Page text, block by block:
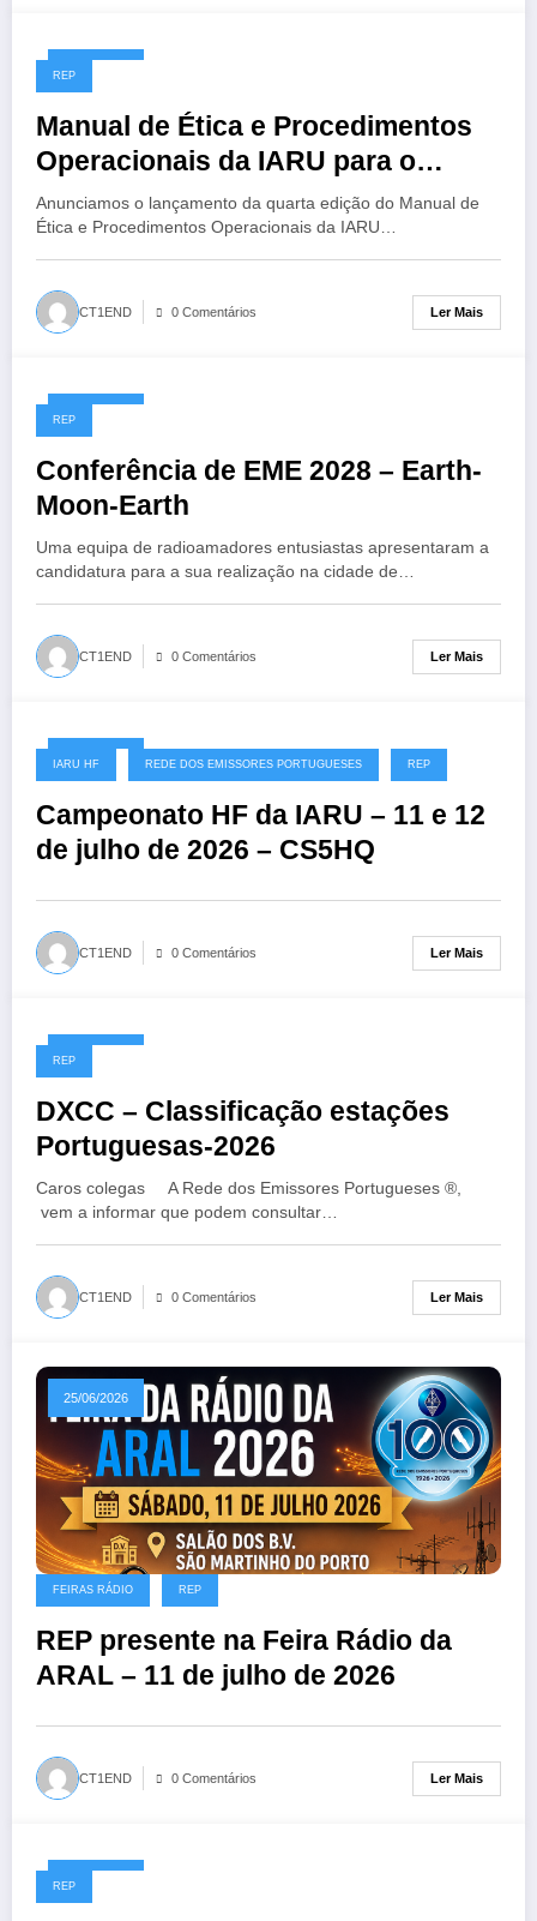
14/07/2026
REP
Manual de Ética e Procedimentos
Operacionais da IARU para o
Radioamador, 4ª Edição
Anunciamos o lançamento da quarta edição do Manual de
Ética e Procedimentos Operacionais da IARU…
CT1END 0 Comentários Ler Mais
13/07/2026
REP
Conferência de EME 2028 – Earth-
Moon-Earth
Uma equipa de radioamadores entusiastas apresentaram a
candidatura para a sua realização na cidade de…
CT1END 0 Comentários Ler Mais
08/07/2026
IARU HF REDE DOS EMISSORES PORTUGUESES REP
Campeonato HF da IARU – 11 e 12
de julho de 2026 – CS5HQ
CT1END 0 Comentários Ler Mais
06/07/2026
REP
DXCC – Classificação estações
Portuguesas-2026
Caros colegas A Rede dos Emissores Portugueses ®,
vem a informar que podem consultar…
CT1END 0 Comentários Ler Mais
25/06/2026
FEIRAS RÁDIO REP
REP presente na Feira Rádio da
ARAL – 11 de julho de 2026
CT1END 0 Comentários Ler Mais
01/06/2026
REP